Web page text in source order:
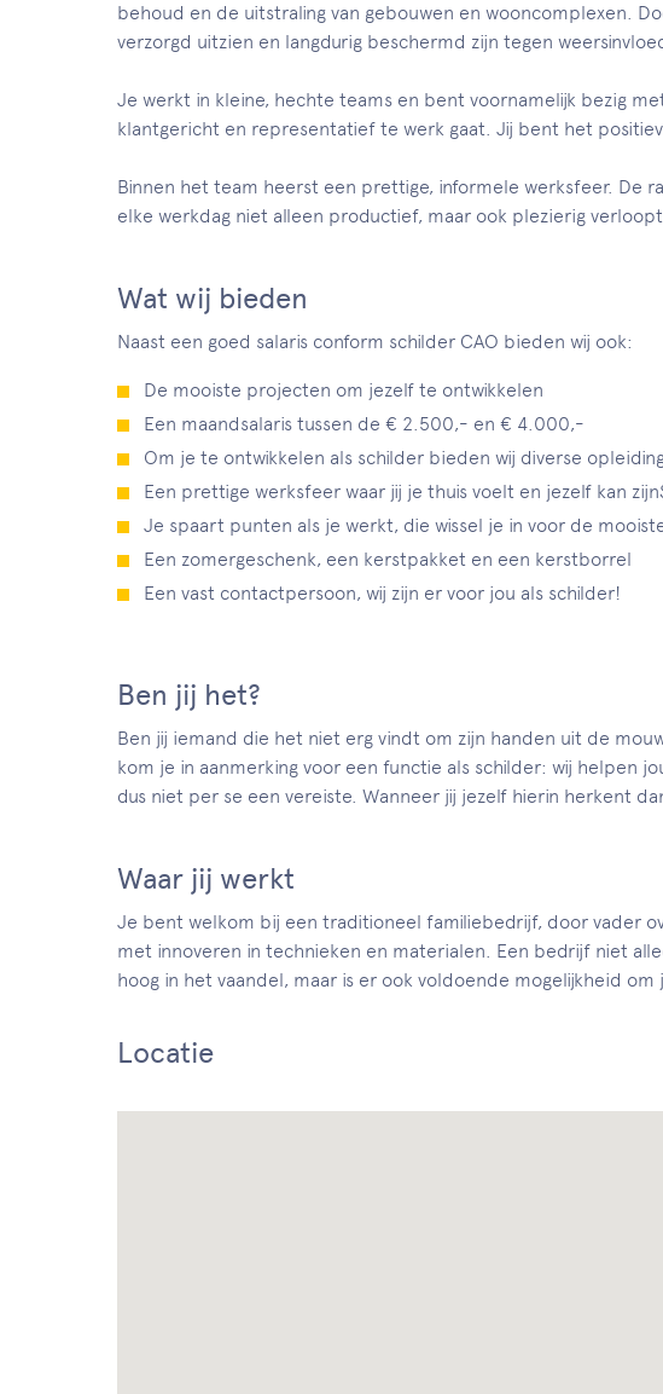
behoud en de uitstraling van gebouwen en wooncomplexen.
verzorgd uitzien en langdurig beschermd zijn tegen
Je werkt in kleine, hechte teams en bent voornamelijk bezig
klantgericht en representatief te werk gaat. Jij bent het
Binnen het team heerst een prettige, informele werksfeer. De
elke werkdag niet alleen productief, maar ook plezierig
Wat wij bieden
Naast een goed salaris conform schilder CAO bieden wij ook:
De mooiste projecten om jezelf te ontwikkelen
Een maandsalaris tussen de € 2.500,- en € 4.000,-
Om je te ontwikkelen als schilder bieden wij diverse
Een prettige werksfeer waar jij je thuis voelt en jezelf kan
Je spaart punten als je werkt, die wissel je in voor de
Een zomergeschenk, een kerstpakket en een kerstborrel
Een vast contactpersoon, wij zijn er voor jou als schilder!
Ben jij het?
Ben jij iemand die het niet erg vindt om zijn handen uit de
kom je in aanmerking voor een functie als schilder: wij helpen
dus niet per se een vereiste. Wanneer jij jezelf hierin herkent
Waar jij werkt
Je bent welkom bij een traditioneel familiebedrijf, door vader
met innoveren in technieken en materialen. Een bedrijf niet
hoog in het vaandel, maar is er ook voldoende mogelijkheid
Locatie